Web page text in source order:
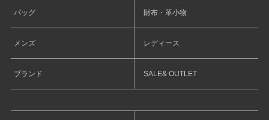
バッグ 財布・革小物
メンズ レディース
ブランド SALE& OUTLET